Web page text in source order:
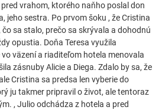
vrahom, ktorého naňho poslal don
jeho sestra. Po prvom šoku , že Cristina
čo sa stalo, prečo sa skrývala a dohodnú
opustia. Doňa Teresa využila
vo väzení a riaditeľom hotela menovala
zásnuby Alicie a Diega. Zdalo by sa, že
Cristina sa predsa len vyberie do
ju takmer pripravil o život, ale tentoraz
, Julio odchádza z hotela a pred